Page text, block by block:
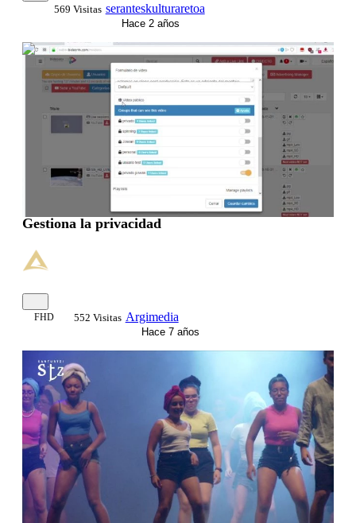
569 Visitas seranteskulturaretoa
Hace 2 años
0:01:35
Gestiona la privacidad
FHD 552 Visitas Argimedia
Hace 7 años